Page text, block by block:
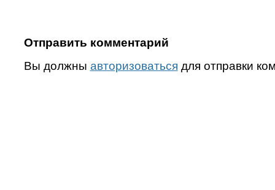
Отправить комментарий
Вы должны авторизоваться для отправки